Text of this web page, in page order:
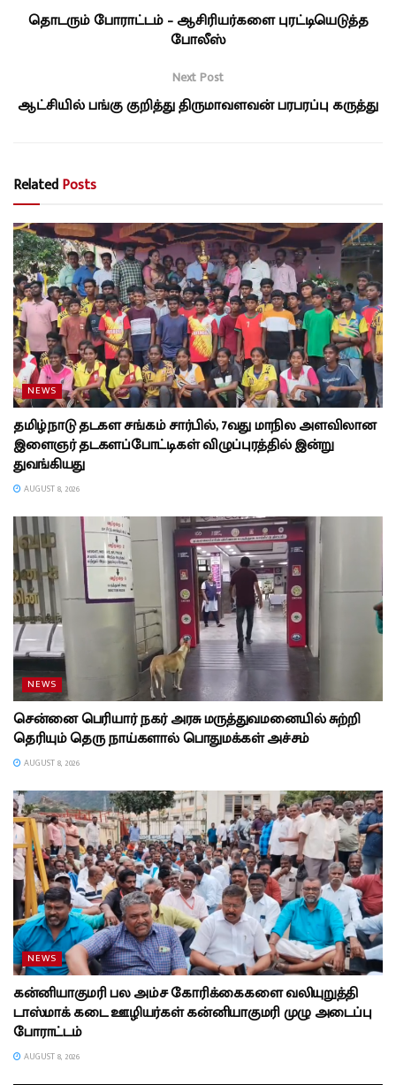
தொடரும் போராட்டம் – ஆசிரியர்களை புரட்டியெடுத்த
போலீஸ்
Next Post
ஆட்சியில் பங்கு குறித்து திருமாவளவன் பரபரப்பு கருத்து
RelatedPosts
NEWS
தமிழ்நாடு தடகள சங்கம் சார்பில், 7வது மாநில அளவிலான
இளைஞர் தடகளப்போட்டிகள் விழுப்புரத்தில் இன்று
துவங்கியது
AUGUST 8, 2026
NEWS
சென்னை பெரியார் நகர் அரசு மருத்துவமனையில் சுற்றி
தெரியும் தெரு நாய்களால் பொதுமக்கள் அச்சம்
AUGUST 8, 2026
NEWS
கன்னியாகுமரி பல அம்ச கோரிக்கைகளை வலியுறுத்தி
டாஸ்மாக் கடை ஊழியர்கள் கன்னியாகுமரி முழு அடைப்பு
போராட்டம்
AUGUST 8, 2026